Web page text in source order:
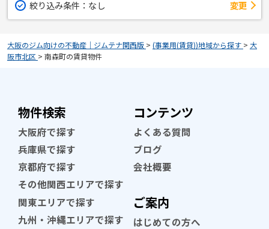
絞り込み条件： なし 変更
大阪のジム向けの不動産｜ジムテナ関西版 > (事業用(賃貸))地域から探す > 大
阪市北区 > 南森町の賃貸物件
物件検索
大阪府で探す
兵庫県で探す
京都府で探す
その他関西エリアで探す
関東エリアで探す
九州・沖縄エリアで探す
コンテンツ
よくある質問
ブログ
会社概要
ご案内
はじめての方へ